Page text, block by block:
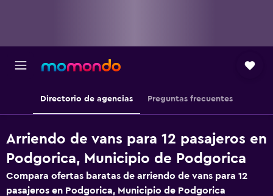
Directorio de agencias Preguntas frecuentes
Arriendo de vans para 12 pasajeros en
Podgorica, Municipio de Podgorica
Compara ofertas baratas de arriendo de vans para 12
pasajeros en Podgorica, Municipio de Podgorica